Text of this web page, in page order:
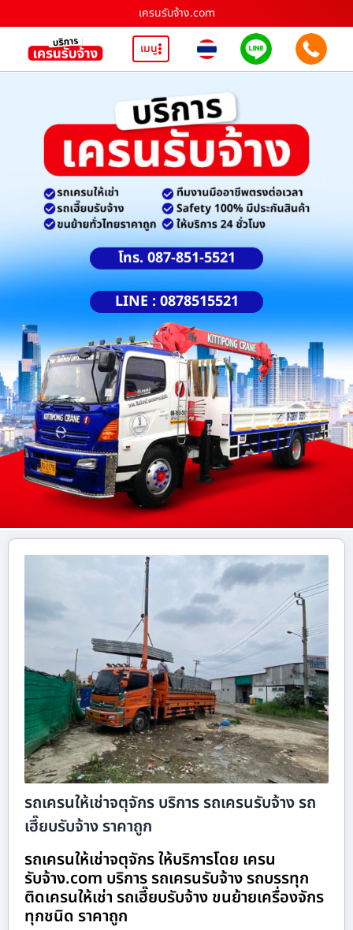
เครนรับจ้าง.com
เมนู
โทร. 087-851-5521
LINE : 0878515521
รถเครนให้เช่าจตุจักร บริการ รถเครนรับจ้าง รถ
เฮี๊ยบรับจ้าง ราคาถูก
รถเครนให้เช่าจตุจักร ให้บริการโดย เครน
รับจ้าง.com บริการ รถเครนรับจ้าง รถบรรทุก
ติดเครนให้เช่า รถเฮี๊ยบรับจ้าง ขนย้ายเครื่องจักร
ทุกชนิด ราคาถูก